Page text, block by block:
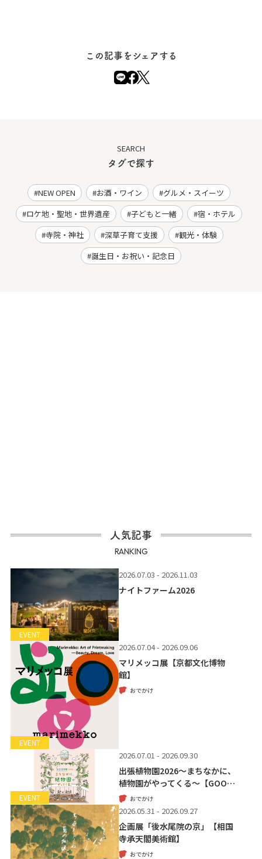
この記事をシェアする
SEARCH
タグで探す
NEW OPEN お酒・ワイン
グルメ・スイーツ
ロケ地・聖地・世界遺産
子どもと一緒
宿・ホテル
寺院・神社
深草子育て支援
観光・体験
誕生日・お祝い・記念日
人気記事
RANKING
EVENT
2026.07.03 - 2026.11.03
ナイトファーム2026
EVENT
2026.07.04 - 2026.09.06
マリメッコ展【京都文化博物
館】
おでかけ
EVENT
2026.07.01 - 2026.09.30
出張植物園2026～まちなかに、
植物園がやってくる～【GOO…
おでかけ
2026.05.31 - 2026.09.27
企画展「後水尾院の京」【相国
寺承天閣美術館】
おでかけ